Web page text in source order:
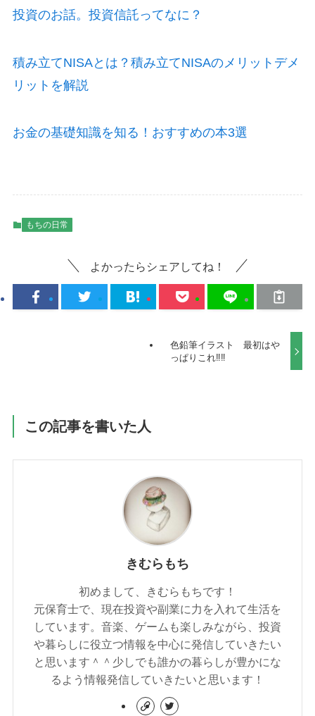
投資のお話。投資信託ってなに？
積み立てNISAとは？積み立てNISAのメリットデメ
リットを解説
お金の基礎知識を知る！おすすめの本3選
もちの日常
よかったらシェアしてね！
色鉛筆イラスト 最初はや
っぱりこれ‼‼
この記事を書いた人
きむらもち
初めまして、きむらもちです！
元保育士で、現在投資や副業に力を入れて生活を
しています。音楽、ゲームも楽しみながら、投資
や暮らしに役立つ情報を中心に発信していきたい
と思います＾＾少しでも誰かの暮らしが豊かにな
るよう情報発信していきたいと思います！